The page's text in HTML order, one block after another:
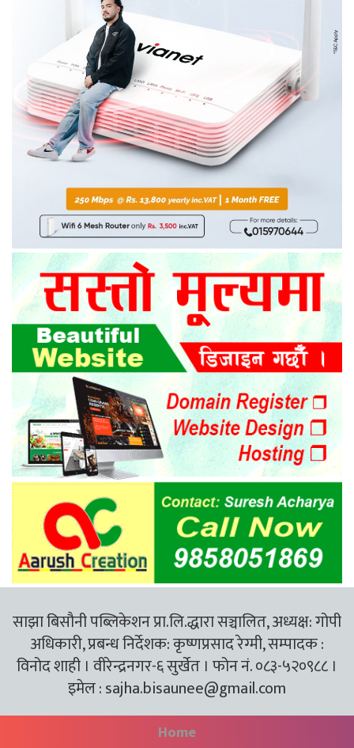
साझा बिसौनी पब्लिकेशन प्रा.लि.द्धारा सञ्चालित, अध्यक्ष: गोपी
अधिकारी, प्रबन्ध निर्देशक: कृष्णप्रसाद रेग्मी, सम्पादक :
विनोद शाही । वीरेन्द्रनगर-६ सुर्खेत । फोन नं. ०८३-५२०९८८ ।
इमेल :sajha.bisaunee@gmail.com
Home